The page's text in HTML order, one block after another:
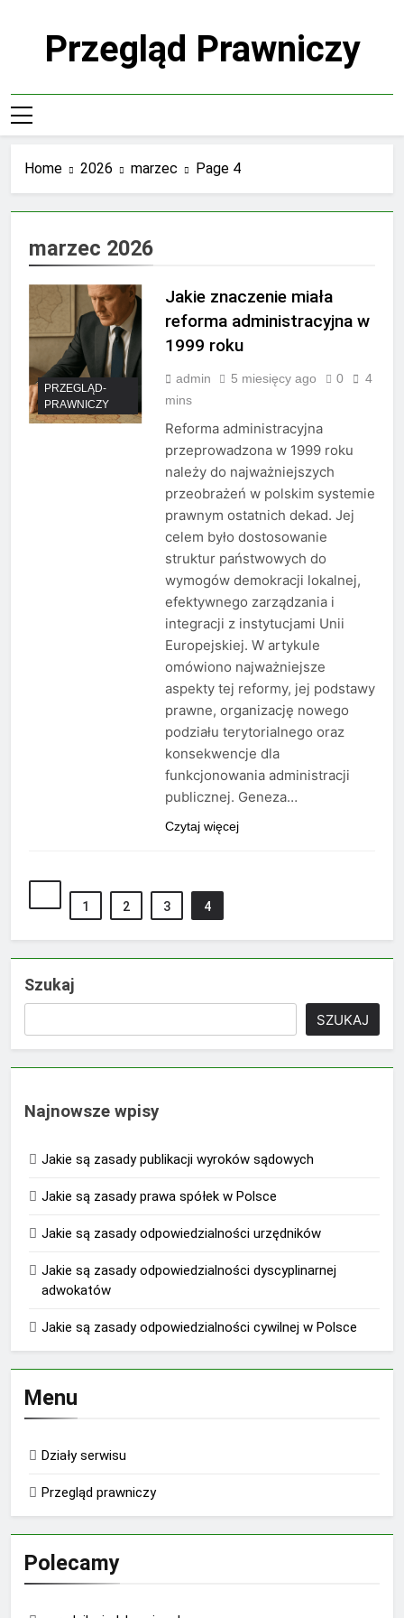
Przegląd Prawniczy
Home 2026 marzec Page 4
marzec 2026
PRZEGLĄD-
PRAWNICZY
Jakie znaczenie miała
reforma administracyjna w
1999 roku
admin 5 miesięcy ago 0
4
mins
Reforma administracyjna
przeprowadzona w 1999 roku
należy do najważniejszych
przeobrażeń w polskim systemie
prawnym ostatnich dekad. Jej
celem było dostosowanie
struktur państwowych do
wymogów demokracji lokalnej,
efektywnego zarządzania i
integracji z instytucjami Unii
Europejskiej. W artykule
omówiono najważniejsze
aspekty tej reformy, jej podstawy
prawne, organizację nowego
podziału terytorialnego oraz
konsekwencje dla
funkcjonowania administracji
publicznej. Geneza…
Czytaj więcej
1 2 3 4
Szukaj
SZUKAJ
Najnowsze wpisy
Jakie są zasady publikacji wyroków sądowych
Jakie są zasady prawa spółek w Polsce
Jakie są zasady odpowiedzialności urzędników
Jakie są zasady odpowiedzialności dyscyplinarnej
adwokatów
Jakie są zasady odpowiedzialności cywilnej w Polsce
Menu
Działy serwisu
Przegląd prawniczy
Polecamy